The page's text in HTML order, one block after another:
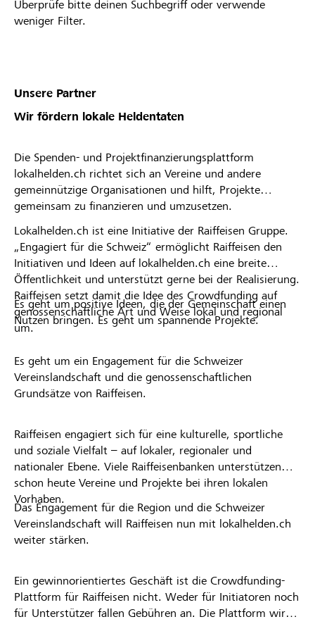
Überprüfe bitte deinen Suchbegriff oder verwende
weniger Filter.
Unsere Partner
Wir fördern lokale Heldentaten
Die Spenden- und Projektfinanzierungsplattform
lokalhelden.ch richtet sich an Vereine und andere
gemeinnützige Organisationen und hilft, Projekte
gemeinsam zu finanzieren und umzusetzen.
Lokalhelden.ch ist eine Initiative der Raiffeisen Gruppe.
„Engagiert für die Schweiz“ ermöglicht Raiffeisen den
Initiativen und Ideen auf lokalhelden.ch eine breite
Öffentlichkeit und unterstützt gerne bei der Realisierung.
Raiffeisen setzt damit die Idee des Crowdfunding auf
genossenschaftliche Art und Weise lokal und regional
um.
Es geht um positive Ideen, die der Gemeinschaft einen
Nutzen bringen. Es geht um spannende Projekte.
Es geht um ein Engagement für die Schweizer
Vereinslandschaft und die genossenschaftlichen
Grundsätze von Raiffeisen.
Raiffeisen engagiert sich für eine kulturelle, sportliche
und soziale Vielfalt – auf lokaler, regionaler und
nationaler Ebene. Viele Raiffeisenbanken unterstützen
schon heute Vereine und Projekte bei ihren lokalen
Vorhaben.
Das Engagement für die Region und die Schweizer
Vereinslandschaft will Raiffeisen nun mit lokalhelden.ch
weiter stärken.
Ein gewinnorientiertes Geschäft ist die Crowdfunding-
Plattform für Raiffeisen nicht. Weder für Initiatoren noch
für Unterstützer fallen Gebühren an. Die Plattform wird